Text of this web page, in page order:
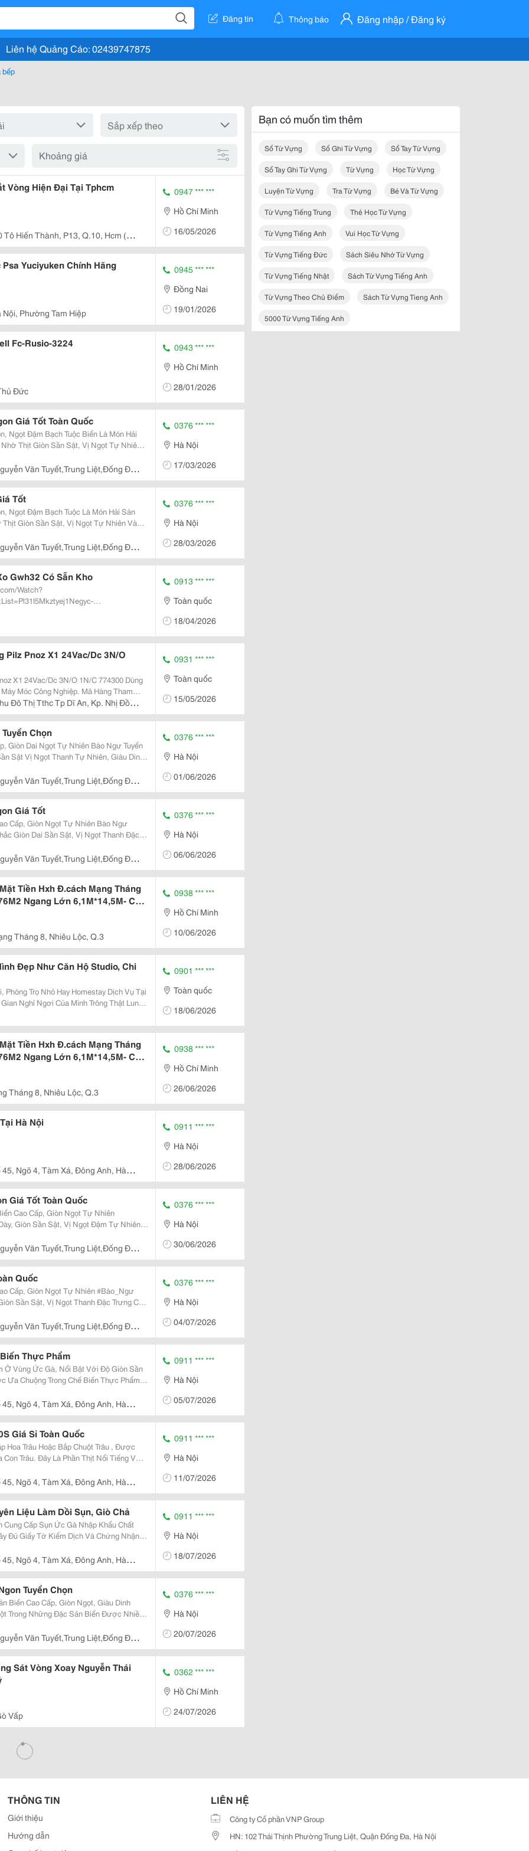
Đăng tin Thông báo Đăng nhập / Đăng ký
Liên hệ Quảng Cáo: 02439747875
bếp
Khoảng giá
Vòng Hiện Đại Tại Tphcm
Tô Hiến Thành, P13, Q.10, Hcm (
0947 *** ***
Hồ Chí Minh
16/05/2026
Yuciyuken Chính Hãng
Nội, Phường Tam Hiệp
0945 *** ***
Đồng Nai
19/01/2026
Fc-Rusio-3224
Đức
0943 *** ***
Hồ Chí Minh
28/01/2026
Giá Tốt Toàn Quốc
Biển Là Món Hải
Thịt Giòn Sần Sật, Vị Ngọt Tự Nhiên
Món...Văn Tuyết,Trung Liệt,Đống Đa,
0376 *** ***
Hà Nội
17/03/2026
Tốt
Là Món Hải Sản
Giòn Sần Sật, Vị Ngọt Tự Nhiên Và
Văn Tuyết,Trung Liệt,Đống Đa,
0376 *** ***
Hà Nội
28/03/2026
Gwh32 Có Sẵn Kho
Watch?
Uốn Đai Tròn Gwh-32 Là Một Trong Số
0913 *** ***
Toàn quốc
18/04/2026
Pilz Pnoz X1 24Vac/Dc 3N/O
X1 24Vac/Dc 3N/O 1N/C 774300 Dùng
Nghiệp. Mã Hàng Tham
Đô Thị Tthc Tp Dĩ An, Kp. Nhị Đồng
Việt Nam.
0931 *** ***
Toàn quốc
15/05/2026
Chọn
Ngọt Tự Nhiên Bào Ngư Tuyển
Sật Vị Ngọt Thanh Tự Nhiên, Giàu Dinh
Xì... Văn Tuyết,Trung Liệt,Đống Đa,
0376 *** ***
Hà Nội
01/06/2026
Giá Tốt
Giòn Ngọt Tự Nhiên Bào Ngư
Giòn Dai Sần Sật, Vị Ngọt Thanh Đặc
Hấp... Văn Tuyết,Trung Liệt,Đống Đa,
0376 *** ***
Hà Nội
06/06/2026
Tiền Hxh Đ.cách Mạng Tháng
Ngang Lớn 6,1M*14,5M- Chỉ
Tháng 8, Nhiêu Lộc, Q.3
0938 *** ***
Hồ Chí Minh
10/06/2026
Đẹp Như Căn Hộ Studio, Chi
Trọ Nhỏ Hay Homestay Dịch Vụ Tại
Nghỉ Ngơi Của Mình Trông Thật Lung
Ngân Sách Lại Vô Cùng Hạn Hẹp?
Hệ Mới...
0901 *** ***
Toàn quốc
18/06/2026
Tiền Hxh Đ.cách Mạng Tháng
Ngang Lớn 6,1M*14,5M- Chỉ
Tháng 8, Nhiêu Lộc, Q.3
0938 *** ***
Hồ Chí Minh
26/06/2026
Hà Nội
45, Ngõ 4, Tàm Xá, Đông Anh, Hà
0911 *** ***
Hà Nội
28/06/2026
Giá Tốt Toàn Quốc
Cao Cấp, Giòn Ngọt Tự Nhiên
Giòn Sần Sật, Vị Ngọt Đậm Tự Nhiên
Mà...Văn Tuyết,Trung Liệt,Đống Đa,
0376 *** ***
Hà Nội
30/06/2026
Quốc
Giòn Ngọt Tự Nhiên #Bào_Ngư
Sần Sật, Vị Ngọt Thanh Đặc Trưng Của
Văn Tuyết,Trung Liệt,Đống Đa,
0376 *** ***
Hà Nội
04/07/2026
Thực Phẩm
Ở Vùng Ức Gà, Nổi Bật Với Độ Giòn Sần
Chuộng Trong Chế Biến Thực Phẩm.
Giữ Nguyên Chất Lượng Và Độ Tươi Ngon. ...
45, Ngõ 4, Tàm Xá, Đông Anh, Hà
0911 *** ***
Hà Nội
05/07/2026
Giá Sỉ Toàn Quốc
Hoa Trâu Hoặc Bắp Chuột Trâu , Được
Con Trâu. Đây Là Phần Thịt Nổi Tiếng Với
Tự...
45, Ngõ 4, Tàm Xá, Đông Anh, Hà
0911 *** ***
Hà Nội
11/07/2026
Liệu Làm Dồi Sụn, Giò Chả
Cấp Sụn Ức Gà Nhập Khẩu Chất
Đủ Giấy Tờ Kiểm Dịch Và Chứng Nhận
Và...
45, Ngõ 4, Tàm Xá, Đông Anh, Hà
0911 *** ***
Hà Nội
18/07/2026
Tuyển Chọn
Biển Cao Cấp, Giòn Ngọt, Giàu Dinh
Văn Tuyết,Trung Liệt,Đống Đa,
0376 *** ***
Hà Nội
20/07/2026
Sát Vòng Xoay Nguyễn Thái
Vấp
0362 *** ***
Hồ Chí Minh
24/07/2026
Bạn có muốn tìm thêm
Sổ Từ Vựng Sổ Ghi Từ Vựng Sổ Tay Từ Vựng
Sổ Tay Ghi Từ Vựng Từ Vựng Học Từ Vựng
Luyện Từ Vựng Tra Từ Vựng Bé Và Từ Vựng
Từ Vựng Tiếng Trung Thẻ Học Từ Vựng
Từ Vựng Tiếng Anh Vui Học Từ Vựng
Từ Vựng Tiếng Đức Sách Siêu Nhớ Từ Vựng
Từ Vựng Tiếng Nhật Sách Từ Vựng Tiếng Anh
Từ Vựng Theo Chủ Điểm Sách Từ Vựng Tieng Anh
5000 Từ Vựng Tiếng Anh
THÔNG TIN
Giới thiệu
Hướng dẫn
LIÊN HỆ
Công ty Cổ phần VNP Group
HN: 102 Thái Thịnh Phường Trung Liệt, Quận Đống Đa, Hà Nội